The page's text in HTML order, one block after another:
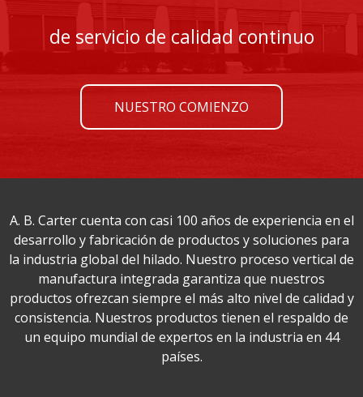
de servicio de calidad continuo
NUESTRO COMIENZO
A. B. Carter cuenta con casi 100 años de experiencia en el
desarrollo y fabricación de productos y soluciones para
la industria global del hilado. Nuestro proceso vertical de
manufactura integrada garantiza que nuestros
productos ofrezcan siempre el más alto nivel de calidad y
consistencia. Nuestros productos tienen el respaldo de
un equipo mundial de expertos en la industria en 44
países.